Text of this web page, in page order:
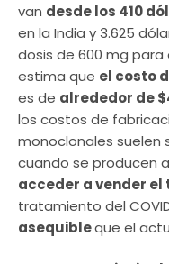
van desde los 410
en la India y 3.625
dosis de 600 mg para
estima que el costo
es de alrededor de
los costos de
monoclonales suelen
cuando se producen
acceder a vender
tratamiento del
asequibleque el